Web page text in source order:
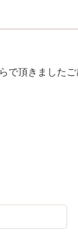
頂きました